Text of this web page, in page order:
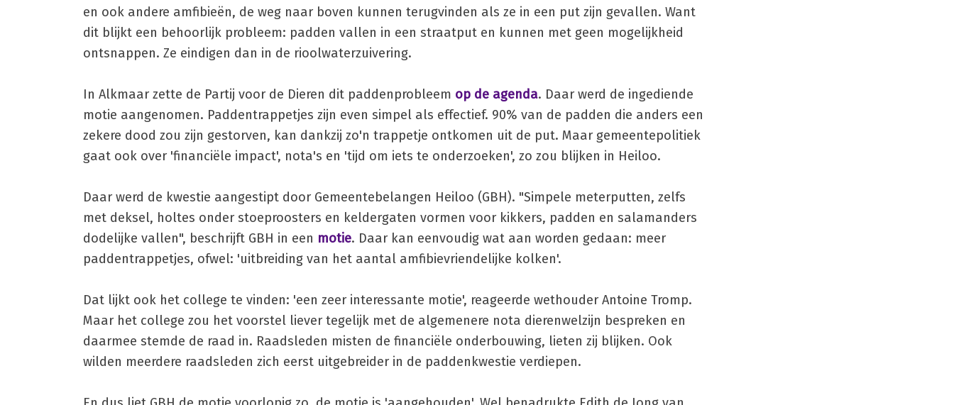
en ook andere amfibieën, de weg naar boven kunnen terugvinden als ze in een put zijn gevallen. Want
dit blijkt een behoorlijk probleem: padden vallen in een straatput en kunnen met geen mogelijkheid
ontsnappen. Ze eindigen dan in de rioolwaterzuivering.
In Alkmaar zette de Partij voor de Dieren dit paddenprobleem op de agenda. Daar werd de ingediende
motie aangenomen. Paddentrappetjes zijn even simpel als effectief. 90% van de padden die anders een
zekere dood zou zijn gestorven, kan dankzij zo'n trappetje ontkomen uit de put. Maar gemeentepolitiek
gaat ook over 'financiële impact', nota's en 'tijd om iets te onderzoeken', zo zou blijken in Heiloo.
Daar werd de kwestie aangestipt door Gemeentebelangen Heiloo (GBH). "Simpele meterputten, zelfs
met deksel, holtes onder stoeproosters en keldergaten vormen voor kikkers, padden en salamanders
dodelijke vallen", beschrijft GBH in een motie. Daar kan eenvoudig wat aan worden gedaan: meer
paddentrappetjes, ofwel: 'uitbreiding van het aantal amfibievriendelijke kolken'.
Dat lijkt ook het college te vinden: 'een zeer interessante motie', reageerde wethouder Antoine Tromp.
Maar het college zou het voorstel liever tegelijk met de algemenere nota dierenwelzijn bespreken en
daarmee stemde de raad in. Raadsleden misten de financiële onderbouwing, lieten zij blijken. Ook
wilden meerdere raadsleden zich eerst uitgebreider in de paddenkwestie verdiepen.